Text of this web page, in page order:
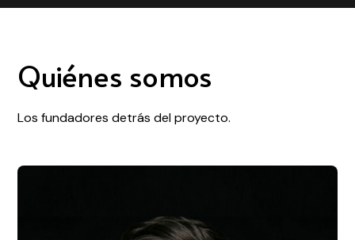
Quiénes somos
Los fundadores detrás del proyecto.